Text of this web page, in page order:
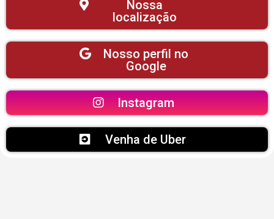
Nossa
localização
Nosso perfil no
Google
Instagram
Venha de Uber